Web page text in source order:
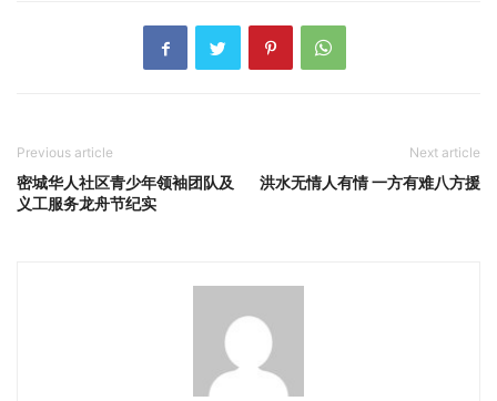
Previous article
密城华人社区青少年领袖团队及
义工服务龙舟节纪实
Next article
洪水无情人有情 一方有难八方援